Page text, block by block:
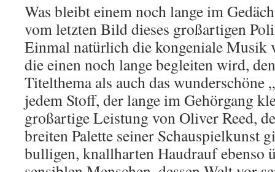
Was bleibt einem noch lange im
vom letzten Bild dieses großartigen
Einmal natürlich die kongeniale
die einen noch lange begleiten wird,
Titelthema als auch das wunderschöne
jedem Stoff, der lange im Gehörgang
großartige Leistung von Oliver Reed,
breiten Palette seiner Schauspielkunst
bulligen, knallharten Haudrauf ebenso